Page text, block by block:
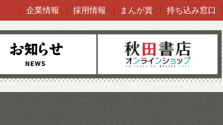
オンラインショップ
企業情報 採用情報 まんが賞 持ち込み窓口